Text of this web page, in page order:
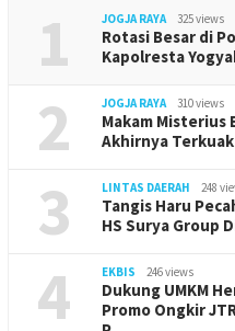
1 JOGJA RAYA 325 views
Rotasi Besar di
Kapolresta
2 JOGJA RAYA 310 views
Makam Misterius
Akhirnya Terkuak
3 LINTAS DAERAH 248
Tangis Haru
HS Surya Group
4 EKBIS 246 views
Dukung UMKM
Promo Ongkir